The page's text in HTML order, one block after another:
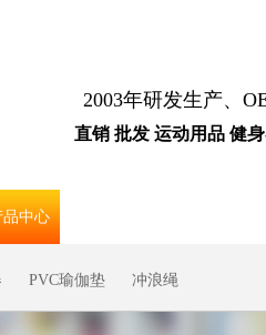
2003年研发生产、
直销 批发 运动用品 健
中心
PVC瑜伽垫 冲浪绳